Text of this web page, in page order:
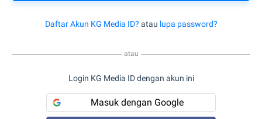
Daftar Akun KG Media ID? atau lupa password?
atau
Login KG Media ID dengan akun ini
Masuk dengan Google